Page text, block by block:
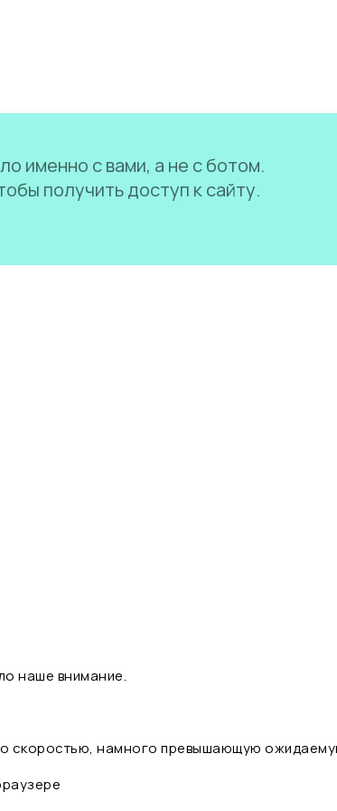
именно с вами, а не с ботом.
получить доступ к сайту.
наше внимание.
скоростью, намного превышающую